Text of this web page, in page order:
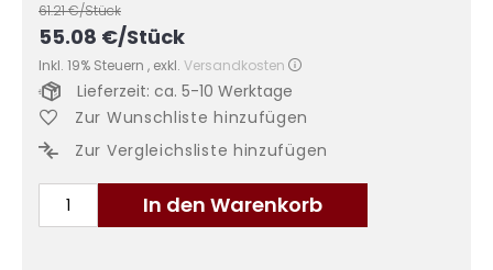
61.21€/Stück
55.08 €/Stück
Inkl. 19% Steuern , exkl. Versandkosten
In den Warenkorb
Lieferzeit: ca. 5-10 Werktage
Zur Wunschliste hinzufügen
Zur Vergleichsliste hinzufügen